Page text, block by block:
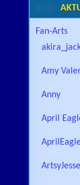
Fan-Arts
Amy
Anny
April